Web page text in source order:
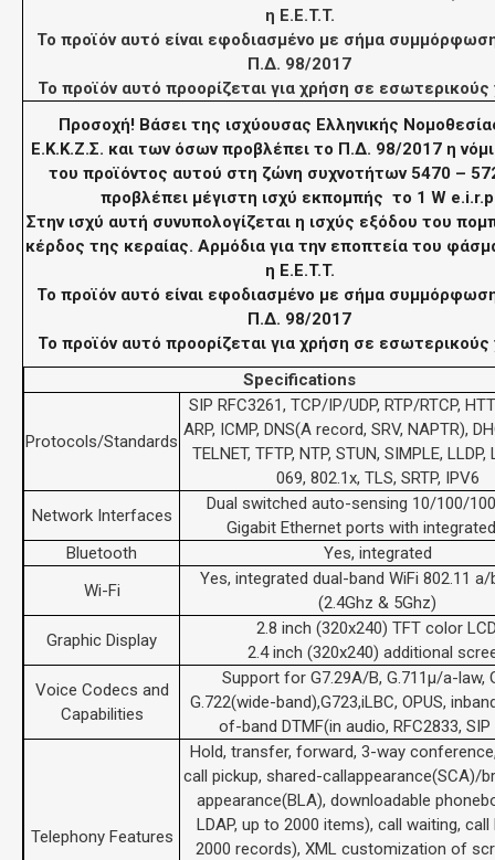
η E.E.T.T.
Το προϊόν αυτό είναι εφοδιασμένο με σήμα
Π.Δ. 98/2017
Το προϊόν αυτό προορίζεται για χρήση σε
Προσοχή! Βάσει της ισχύουσας Ελληνικής
Ε.Κ.Κ.Ζ.Σ. και των όσων προβλέπει το Π.Δ. 98/2017 η
του προϊόντος αυτού στη ζώνη συχνοτήτων 5470 –
προβλέπει μέγιστη ισχύ εκπομπής το 1 W
Στην ισχύ αυτή συνυπολογίζεται η ισχύς εξόδου του
κέρδος της κεραίας. Αρμόδια για την εποπτεία του
η E.E.T.T.
Το προϊόν αυτό είναι εφοδιασμένο με σήμα
Π.Δ. 98/2017
Το προϊόν αυτό προορίζεται για χρήση σε
Specifications
Protocols/Standards
SIP RFC3261, TCP/IP/UDP, RTP/RTCP,
ARP, ICMP, DNS(A record, SRV, NAPTR),
TELNET, TFTP, NTP, STUN, SIMPLE, LLDP,
069, 802.1x, TLS, SRTP, IPV6
Network Interfaces
Dual switched auto-sensing 10/100/
Gigabit Ethernet ports with
Bluetooth
Yes, integrated
Wi-Fi
Yes, integrated dual-band WiFi 802.11
(2.4Ghz & 5Ghz)
Graphic Display
2.8 inch (320x240) TFT color
2.4 inch (320x240) additional
Voice Codecs and
Capabilities
Support for G7.29A/B, G.711µ/a-law,
G.722(wide-band),G723,iLBC, OPUS,
of-band DTMF(in audio, RFC2833, SIP
Telephony Features
Hold, transfer, forward, 3-way
call pickup, shared-callappearance(SCA)/
appearance(BLA), downloadable
LDAP, up to 2000 items), call waiting,
2000 records), XML customization of